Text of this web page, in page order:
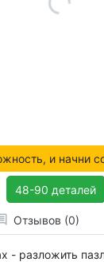
и начни
48-90 деталей
Отзывов (0)
- разложить